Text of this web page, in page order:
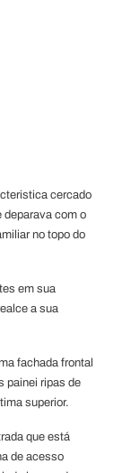
cercado
deparava com o
no topo do
em sua
a sua
fachada frontal
painei ripas de
superior.
que está
de acesso